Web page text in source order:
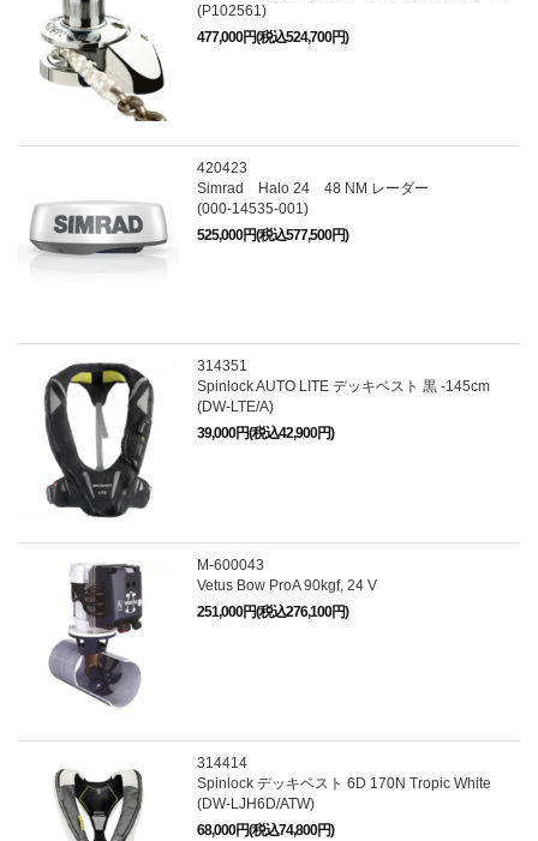
(P102561)
477,000円(税込524,700円)
420423
Simrad Halo 24 48 NM レーダー
(000-14535-001)
525,000円(税込577,500円)
314351
Spinlock AUTO LITE デッキベスト 黒 -145cm
(DW-LTE/A)
39,000円(税込42,900円)
M-600043
Vetus Bow ProA 90kgf, 24 V
251,000円(税込276,100円)
314414
Spinlock デッキベスト 6D 170N Tropic White
(DW-LJH6D/ATW)
68,000円(税込74,800円)